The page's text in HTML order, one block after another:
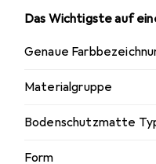
und
Bodenschutzmatte
einem feuchten Tuch
Materialstruktur ist
Das Wichtigste auf
Genaue
Materialgruppe
Bodenschutzmatte
Form